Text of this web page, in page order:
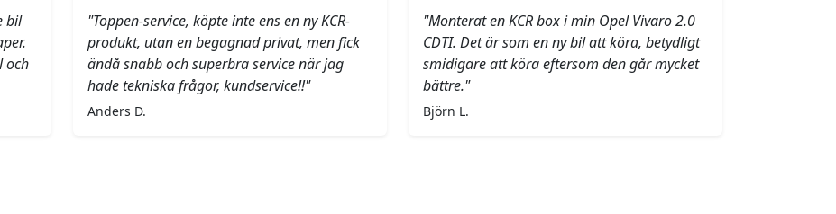
bil
och
"Toppen-service, köpte inte ens en ny KCR-
produkt, utan en begagnad privat, men fick
ändå snabb och superbra service när jag
hade tekniska frågor, kundservice!!"
Anders D.
"Monterat en KCR box i min Opel Vivaro 2.0
CDTI. Det är som en ny bil att köra, betydligt
smidigare att köra eftersom den går mycket
bättre."
Björn L.